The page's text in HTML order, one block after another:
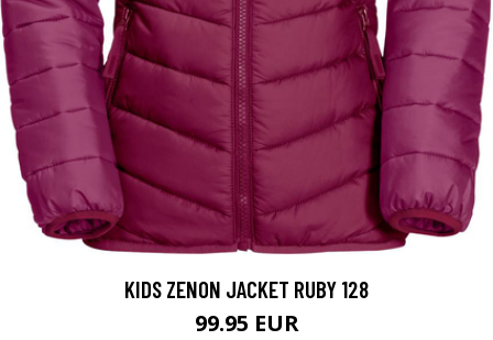
KIDS ZENON JACKET RUBY 128
99.95 EUR